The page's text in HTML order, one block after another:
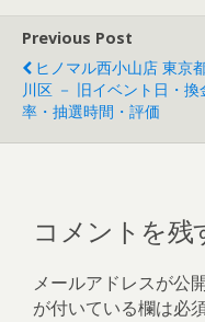
Previous Post
ヒノマル西小山店 東京
川区 － 旧イベント日・換
率・抽選時間・評価
コメントを残
メールアドレスが公
が付いている欄は必